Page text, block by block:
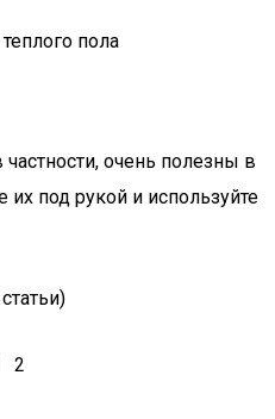
пола
очень полезны в
под рукой и используйте
2